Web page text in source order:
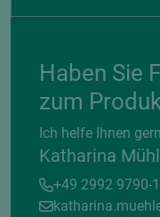
Haben Sie
zum
Ich helfe Ihnen
Katharina
+49 2992 9790-